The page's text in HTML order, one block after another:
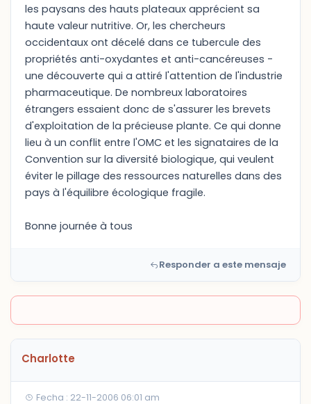
les paysans des hauts plateaux apprécient sa
haute valeur nutritive. Or, les chercheurs
occidentaux ont décelé dans ce tubercule des
propriétés anti-oxydantes et anti-cancéreuses -
une découverte qui a attiré l'attention de l'industrie
pharmaceutique. De nombreux laboratoires
étrangers essaient donc de s'assurer les brevets
d'exploitation de la précieuse plante. Ce qui donne
lieu à un conflit entre l'OMC et les signataires de la
Convention sur la diversité biologique, qui veulent
éviter le pillage des ressources naturelles dans des
pays à l'équilibre écologique fragile.
Bonne journée à tous
Responder a este mensaje
Charlotte
Fecha : 22-11-2006 06:01 am